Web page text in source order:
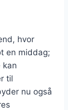
hvor
en middag;
kan
til
nu også